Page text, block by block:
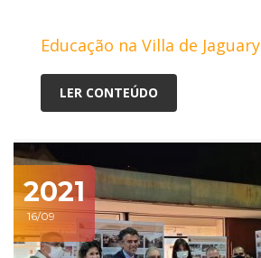
Educação na Villa de Jaguary
LER CONTEÚDO
2021
16/09